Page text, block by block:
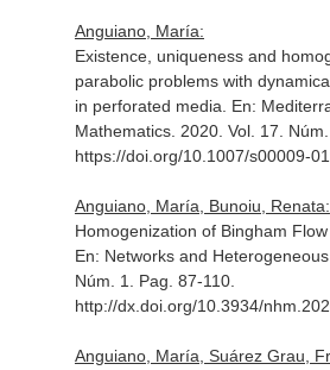
Anguiano, María:
Existence, uniqueness and
parabolic problems with
in perforated media. En:
Mathematics. 2020. Vol. 17. Núm.
https://doi.org/10.1007/s00009-
Anguiano, María, Bunoiu, Renata:
Homogenization of Bingham
En: Networks and
Núm. 1. Pag. 87-110.
http://dx.doi.org/10.3934/
Anguiano, María, Suárez Grau,